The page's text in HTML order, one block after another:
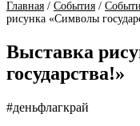
Главная / События /
рисунка «Символы
Выставка
государства!»
#деньфлагкрай